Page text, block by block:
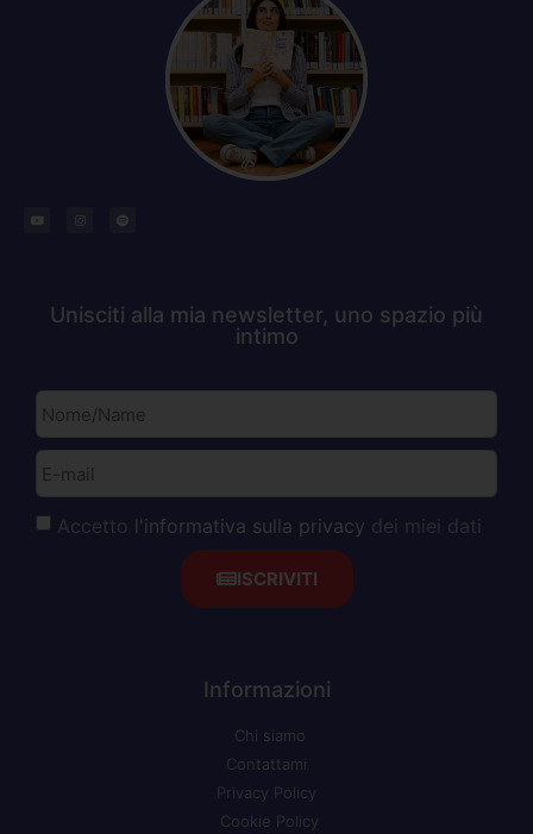
Unisciti alla mia newsletter, uno spazio più
intimo
Accetto l'informativa sulla privacy dei miei dati
ISCRIVITI
Informazioni
Chi siamo
Contattami
Privacy Policy
Cookie Policy